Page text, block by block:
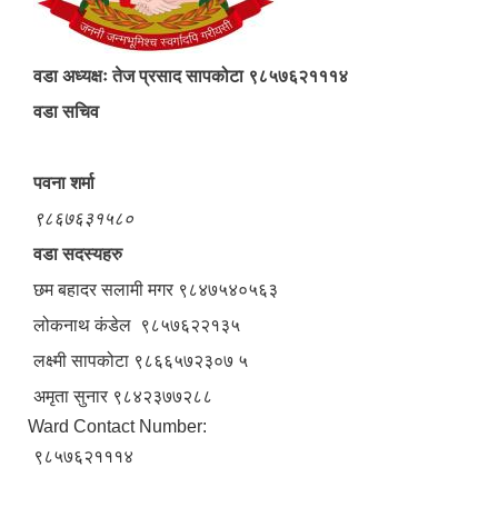
वडा अध्यक्षः तेज प्रसाद सापकोटा ९८५७६२१११४
वडा सचिव
पवना शर्मा
९८६७६३१५८०
वडा सदस्यहरु
छम बहादर सलामी मगर ९८४७५४०५६३
लोकनाथ कंडेल ९८५७६२२१३५
लक्ष्मी सापकोटा ९८६६५७२३०७ ५
अमृता सुनार ९८४२३७७२८८
Ward Contact Number:
९८५७६२१११४